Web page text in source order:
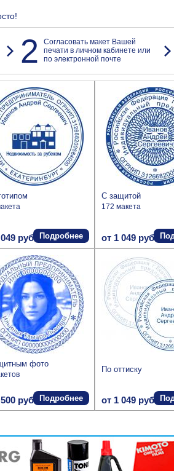
2
Согласовать макет Вашей
печати в личном кабинете или
по электронной почте
руб. Подробнее
С защитой
172 макета
от 1 049 руб.
фото
руб. Подробнее
По оттиску
от 1 049 руб.